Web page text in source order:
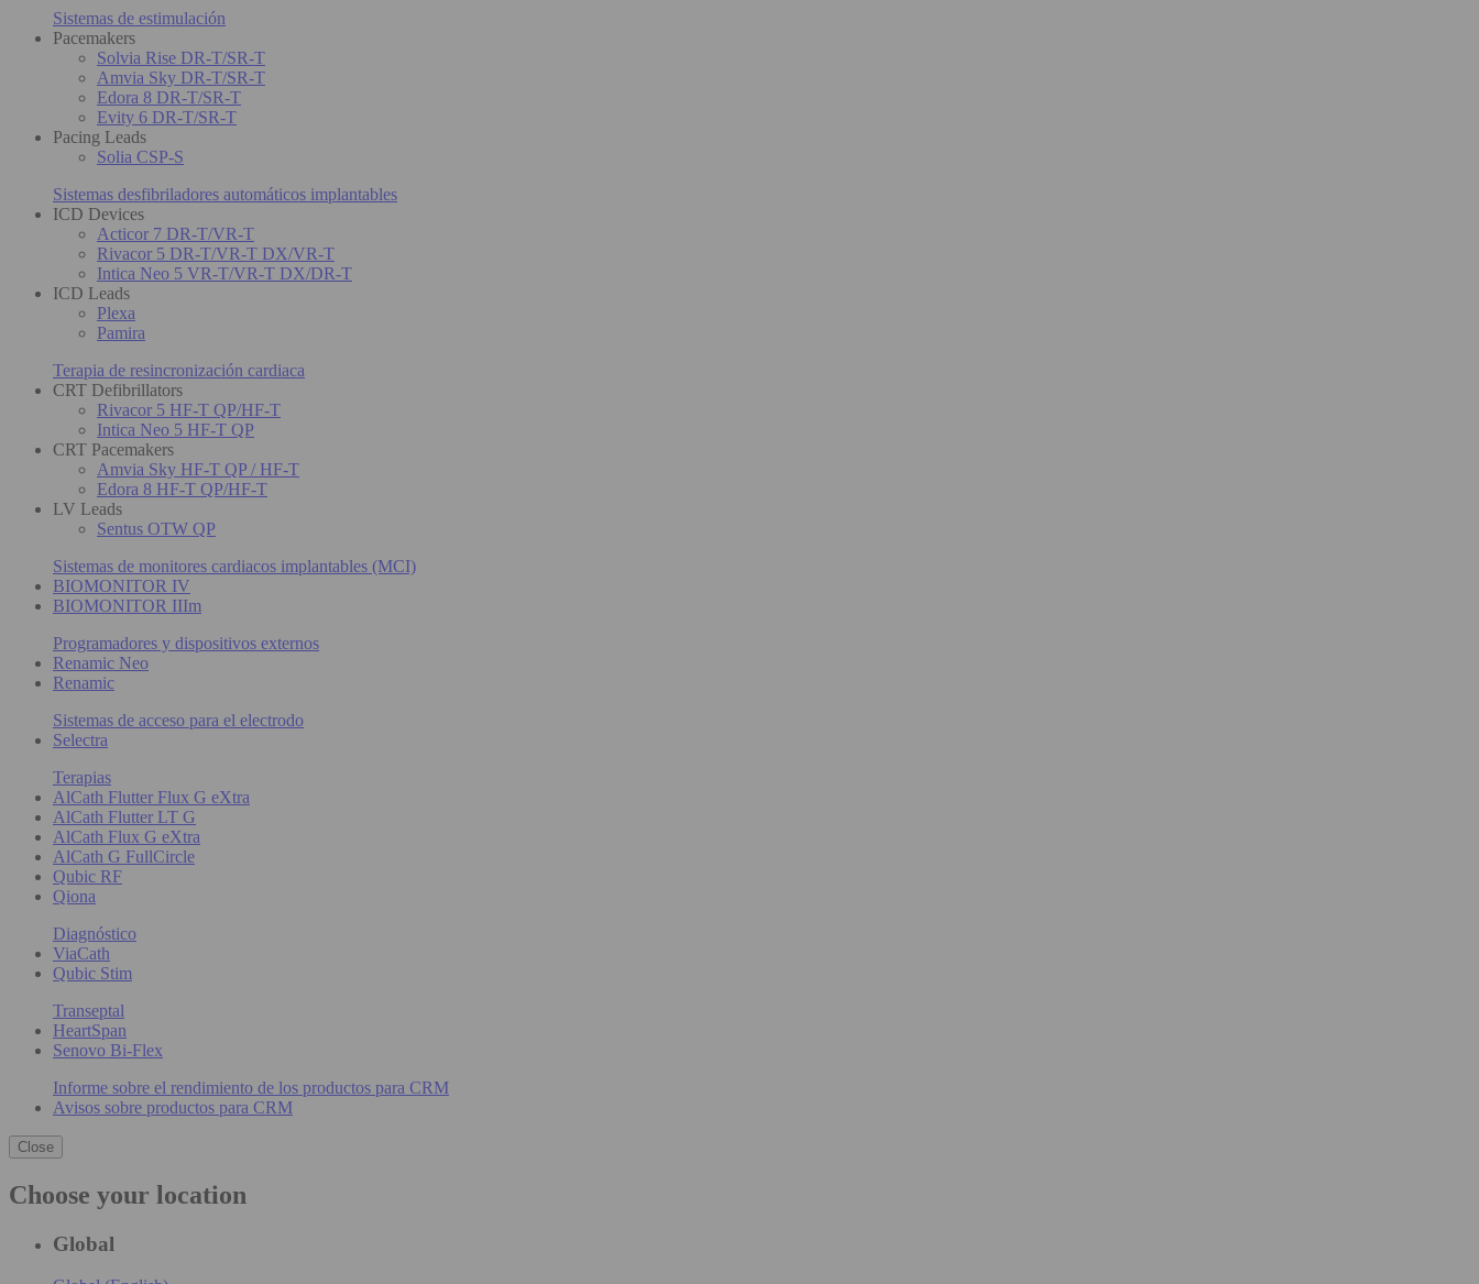
Sistemas de estimulación
Pacemakers
Solvia Rise DR-T/SR-T
Amvia Sky DR-T/SR-T
Edora 8 DR-T/SR-T
Evity 6 DR-T/SR-T
Pacing Leads
Solia CSP-S
Sistemas desfibriladores automáticos implantables
ICD Devices
Acticor 7 DR-T/VR-T
Rivacor 5 DR-T/VR-T DX/VR-T
Intica Neo 5 VR-T/VR-T DX/DR-T
ICD Leads
Plexa
Pamira
Terapia de resincronización cardiaca
CRT Defibrillators
Rivacor 5 HF-T QP/HF-T
Intica Neo 5 HF-T QP
CRT Pacemakers
Amvia Sky HF-T QP / HF-T
Edora 8 HF-T QP/HF-T
LV Leads
Sentus OTW QP
Sistemas de monitores cardiacos implantables (MCI)
BIOMONITOR IV
BIOMONITOR IIIm
Programadores y dispositivos externos
Renamic Neo
Renamic
Sistemas de acceso para el electrodo
Selectra
Terapias
AlCath Flutter Flux G eXtra
AlCath Flutter LT G
AlCath Flux G eXtra
AlCath G FullCircle
Qubic RF
Qiona
Diagnóstico
ViaCath
Qubic Stim
Transeptal
HeartSpan
Senovo Bi-Flex
Informe sobre el rendimiento de los productos para CRM
Avisos sobre productos para CRM
Close
Choose your location
Global